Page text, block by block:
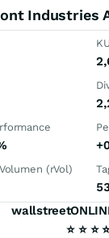
Industries
(rVol)
⭐ ⭐ ⭐